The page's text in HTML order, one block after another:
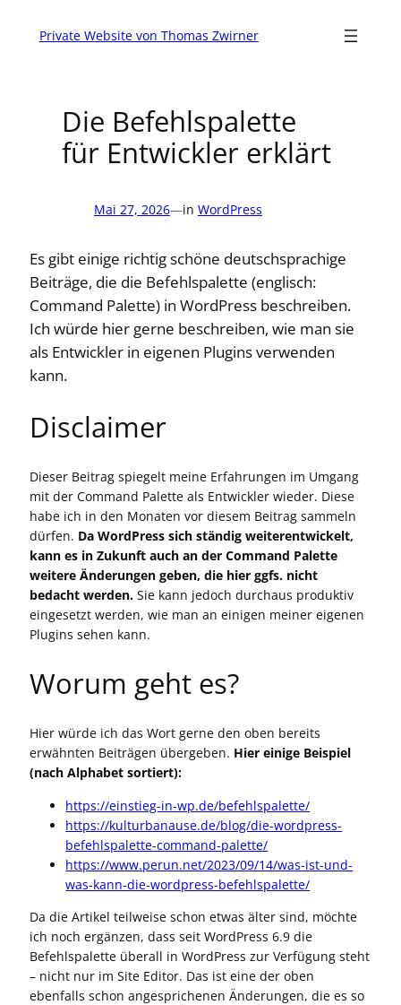
InhaltPrivate Website von Thomas Zwirner
Die Befehlspalette
für Entwickler erklärt
Mai 27, 2026—in WordPress
Es gibt einige richtig schöne deutschsprachige
Beiträge, die die Befehlspalette (englisch:
Command Palette) in WordPress beschreiben.
Ich würde hier gerne beschreiben, wie man sie
als Entwickler in eigenen Plugins verwenden
kann.
Disclaimer
Dieser Beitrag spiegelt meine Erfahrungen im Umgang
mit der Command Palette als Entwickler wieder. Diese
habe ich in den Monaten vor diesem Beitrag sammeln
dürfen. Da WordPress sich ständig weiterentwickelt,
kann es in Zukunft auch an der Command Palette
weitere Änderungen geben, die hier ggfs. nicht
bedacht werden. Sie kann jedoch durchaus produktiv
eingesetzt werden, wie man an einigen meiner eigenen
Plugins sehen kann.
Worum geht es?
Hier würde ich das Wort gerne den oben bereits
erwähnten Beiträgen übergeben. Hier einige Beispiel
(nach Alphabet sortiert):
https://einstieg-in-wp.de/befehlspalette/
https://kulturbanause.de/blog/die-wordpress-
befehlspalette-command-palette/
https://www.perun.net/2023/09/14/was-ist-und-
was-kann-die-wordpress-befehlspalette/
Da die Artikel teilweise schon etwas älter sind, möchte
ich noch ergänzen, dass seit WordPress 6.9 die
Befehlspalette überall in WordPress zur Verfügung steht
– nicht nur im Site Editor. Das ist eine der oben
ebenfalls schon angesprichenen Änderungen, die es so